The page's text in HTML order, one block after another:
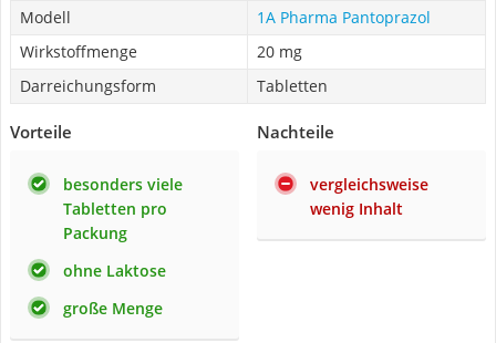
Modell
1A Pharma Pantoprazol
Wirkstoffmenge
20 mg
Darreichungsform
Tabletten
Vorteile
besonders viele
Tabletten pro
Packung
ohne Laktose
große Menge
Nachteile
vergleichsweise
wenig Inhalt